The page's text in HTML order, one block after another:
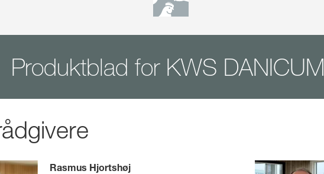
Produktblad for KWS DANICUM
Rasmus Hjortshøj